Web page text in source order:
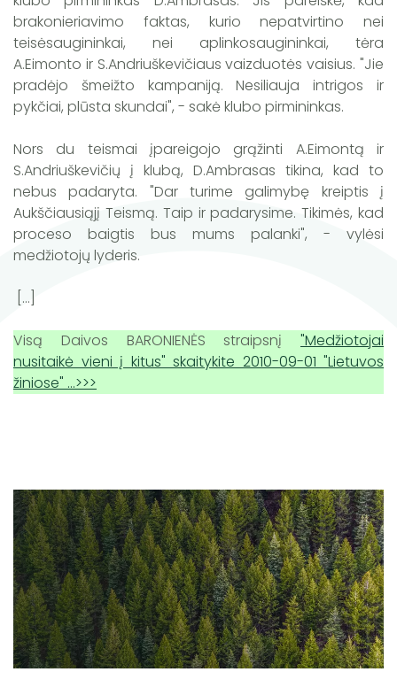
brakonieriavimo faktas, kurio nepatvirtino nei
teisėsaugininkai, nei aplinkosaugininkai, tėra
A.Eimonto ir S.Andriuškevičiaus vaizduotės vaisius. "Jie
pradėjo šmeižto kampaniją. Nesiliauja intrigos ir
pykčiai, plūsta skundai", - sakė klubo pirmininkas.
Nors du teismai įpareigojo grąžinti A.Eimontą ir
S.Andriuškevičių į klubą, D.Ambrasas tikina, kad to
nebus padaryta. "Dar turime galimybę kreiptis į
Aukščiausiąjį Teismą. Taip ir padarysime. Tikimės, kad
proceso baigtis bus mums palanki", - vylėsi
medžiotojų lyderis.
[...]
Visą Daivos BARONIENĖS straipsnį "Medžiotojai
nusitaikė vieni į kitus" skaitykite 2010-09-01 "Lietuvos
žiniose" ...>>>